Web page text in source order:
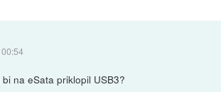
na eSata priklopil USB3?